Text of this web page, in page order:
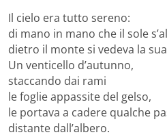
Il cielo era tutto sereno:
di mano in mano che il sole
dietro il monte si vedeva la
Un venticello d’autunno,
staccando dai rami
le foglie appassite del gelso,
le portava a cadere qualche
distante dall’albero.